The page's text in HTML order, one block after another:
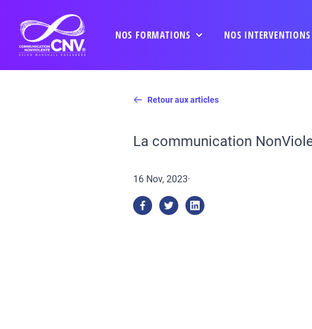
NOS FORMATIONS NOS
Retour aux articles
La communication
16 Nov, 2023·